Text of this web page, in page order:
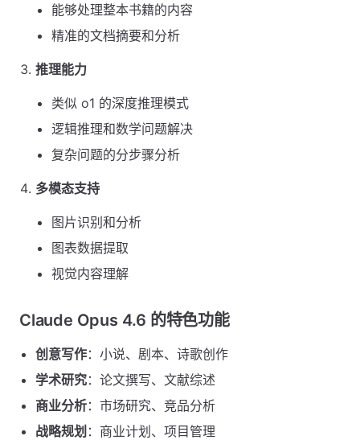
能够处理整本书籍的内容
精准的文档摘要和分析
推理能力
类似 o1 的深度推理模式
逻辑推理和数学问题解决
复杂问题的分步骤分析
多模态支持
图片识别和分析
图表数据提取
视觉内容理解
Claude Opus 4.6 的特色功能
创意写作：小说、剧本、诗歌创作
学术研究：论文撰写、文献综述
商业分析：市场研究、竞品分析
战略规划 ：商业计划、项目管理